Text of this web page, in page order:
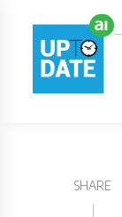
SHARE